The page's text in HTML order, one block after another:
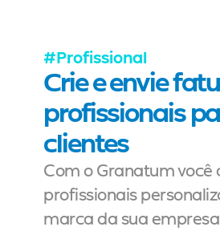
#Profissional
Crie e envie
profissionais
clientes
Com o Granatum você
profissionais
marca da sua